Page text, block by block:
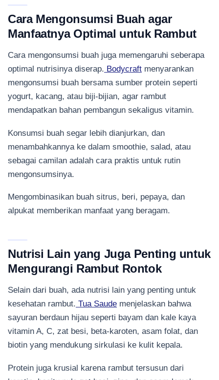
Cara Mengonsumsi Buah agar
Manfaatnya Optimal untuk Rambut
Cara mengonsumsi buah juga memengaruhi seberapa
optimal nutrisinya diserap. Bodycraft menyarankan
mengonsumsi buah bersama sumber protein seperti
yogurt, kacang, atau biji-bijian, agar rambut
mendapatkan bahan pembangun sekaligus vitamin.
Konsumsi buah segar lebih dianjurkan, dan
menambahkannya ke dalam smoothie, salad, atau
sebagai camilan adalah cara praktis untuk rutin
mengonsumsinya.
Mengombinasikan buah sitrus, beri, pepaya, dan
alpukat memberikan manfaat yang beragam.
Nutrisi Lain yang Juga Penting untuk
Mengurangi Rambut Rontok
Selain dari buah, ada nutrisi lain yang penting untuk
kesehatan rambut. Tua Saude menjelaskan bahwa
sayuran berdaun hijau seperti bayam dan kale kaya
vitamin A, C, zat besi, beta-karoten, asam folat, dan
biotin yang mendukung sirkulasi ke kulit kepala.
Protein juga krusial karena rambut tersusun dari